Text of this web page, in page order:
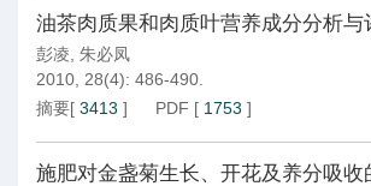
油茶肉质果和肉质叶营养成分分析与
彭凌 朱必凤
2010, 28(4): 486-490.
摘要[ 3413 ] PDF [ 1753 ]
施肥对金盏菊生长、开花及养分吸收